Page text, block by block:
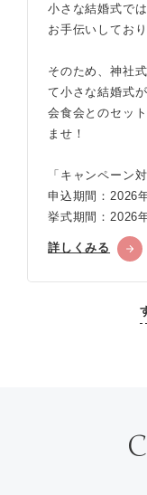
小さな結婚式で
お手伝いしており
そのため、神社
て小さな結婚式
会食会とのセッ
ませ！
「キャンペーン
申込期間：2026
挙式期間：2026
詳しくみる